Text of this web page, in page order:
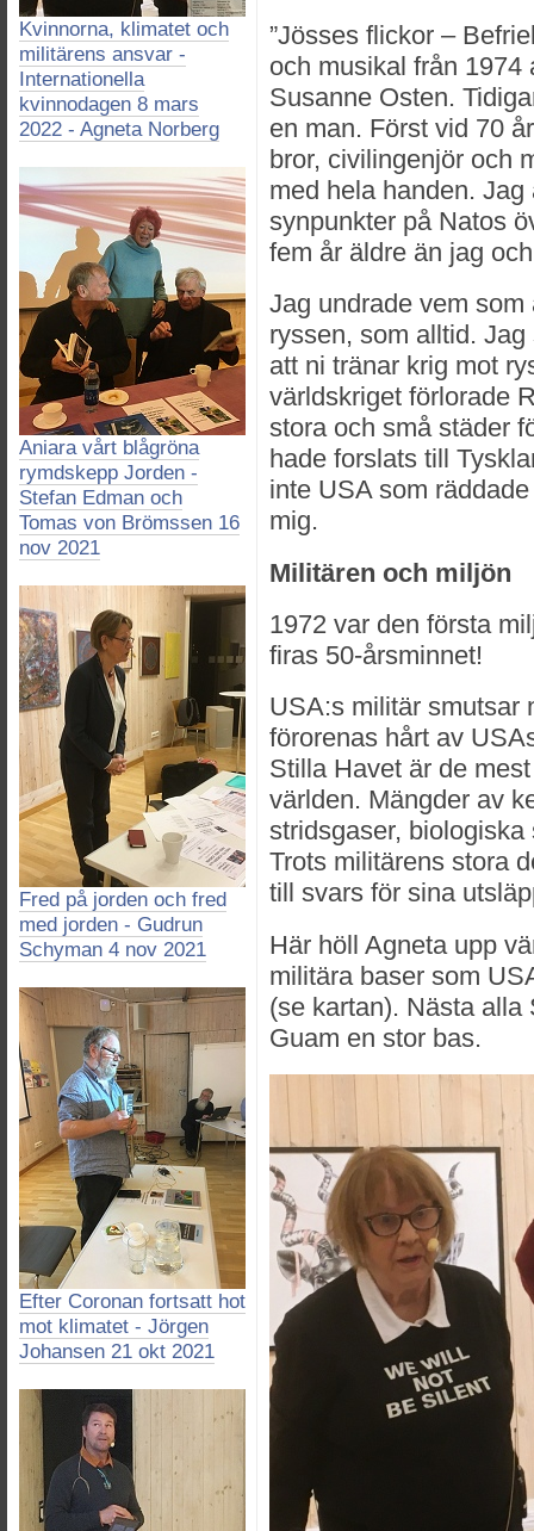
Kvinnorna, klimatet och
militärens ansvar -
Internationella
kvinnodagen 8 mars
2022 - Agneta Norberg
Aniara vårt blågröna
rymdskepp Jorden -
Stefan Edman och
Tomas von Brömssen 16
nov 2021
Fred på jorden och fred
med jorden - Gudrun
Schyman 4 nov 2021
Efter Coronan fortsatt hot
mot klimatet - Jörgen
Johansen 21 okt 2021
”Jösses flickor –
och musikal från 1974
Susanne Osten.
en man. Först vid 70
bror, civilingenjör och
med hela handen.
synpunkter på Natos
fem år äldre än jag
Jag undrade vem
ryssen, som alltid.
att ni tränar krig mot
världskriget förlorade
stora och små städer
hade forslats till
inte USA som
mig.
Militären och miljön
1972 var den första
firas 50-årsminnet!
USA:s militär smutsar
förorenas hårt av
Stilla Havet är de
världen. Mängder av
stridsgaser,
Trots militärens stora
till svars för sina
Här höll Agneta upp
militära baser som
(se kartan). Nästa alla
Guam en stor bas.